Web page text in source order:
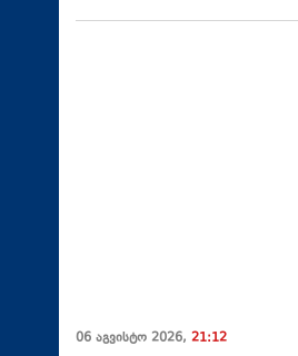
06 აგვისტო 2026, 21:12